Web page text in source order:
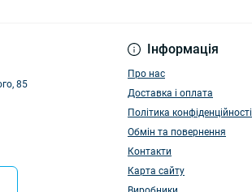
85
Інформація
Про нас
Доставка і оплата
Політика конфіденційності
Обмін та повернення
Контакти
Карта сайту